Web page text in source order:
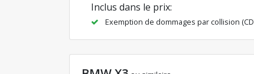
Inclus dans le prix:
Exemption de dommages par collision